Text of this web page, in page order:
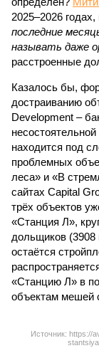
2025–2026
последние
называть даже
расстроенные
Казалось бы,
достраиванию
Development –
находится под
проблемных
леса» и «В
сайтах Capital
трёх объектов
«Станция Л»,
дольщиков (3908
остаётся
«Станцию Л» в
объектам мешей
Источник: https://